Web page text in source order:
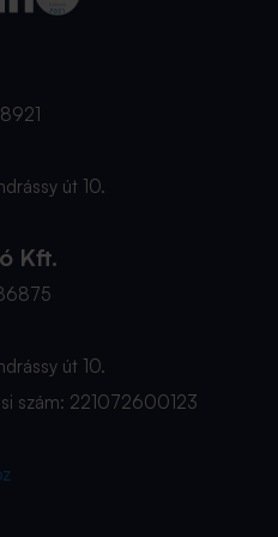
út 10.
Kft.
út 10.
szám: 221072600123